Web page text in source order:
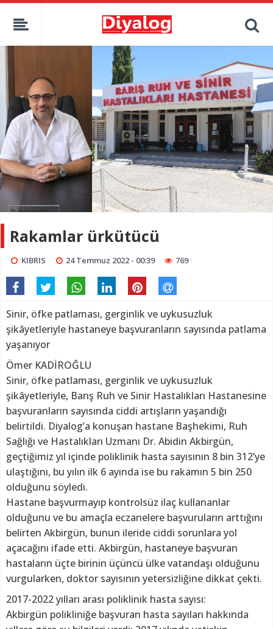
Rakamlar ürkütücü
KIBRIS 24 Temmuz 2022 - 00:39 769
Sinir, öfke patlaması, gerginlik ve uykusuzluk
şikâyetleriyle hastaneye başvuranların sayısında patlama
yaşanıyor
Ömer KADİROĞLU
Sinir, öfke patlaması, gerginlik ve uykusuzluk
şikâyetleriyle, Barış Ruh ve Sinir Hastalıkları Hastanesine
başvuranların sayısında ciddi artışların yaşandığı
belirtildi. Diyalog’a konuşan hastane Başhekimi, Ruh
Sağlığı ve Hastalıkları Uzmanı Dr. Abidin Akbirgün,
geçtiğimiz yıl içinde poliklinik hasta sayısının 8 bin 312’ye
ulaştığını, bu yılın ilk 6 ayında ise bu rakamın 5 bin 250
olduğunu söyledi.
Hastane başvurmayıp kontrolsüz ilaç kullananlar
olduğunu ve bu amaçla eczanelere başvuruların arttığını
belirten Akbirgün, bunun ileride ciddi sorunlara yol
açacağını ifade etti. Akbirgün, hastaneye başvuran
hastaların üçte birinin üçüncü ülke vatandaşı olduğunu
vurgularken, doktor sayısının yetersizliğine dikkat çekti.
2017-2022 yılları arası poliklinik hasta sayısı:
Akbirgün polikliniğe başvuran hasta sayıları hakkında